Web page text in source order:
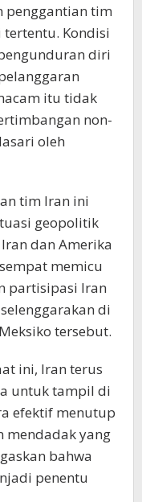
penggantian tim
Kondisi
diri
itu tidak
non-
oleh
tim Iran ini
geopolitik
dan Amerika
memicu
partisipasi Iran
di
tersebut.
ini, Iran terus
untuk tampil di
efektif menutup
mendadak yang
bahwa
penentu